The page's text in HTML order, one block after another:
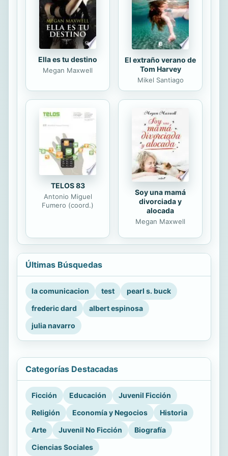
Ella es tu destino
Megan Maxwell
El extraño verano de
Tom Harvey
Mikel Santiago
TELOS 83
Antonio Miguel
Fumero (coord.)
Soy una mamá
divorciada y
alocada
Megan Maxwell
Últimas Búsquedas
la comunicacion test
pearl s. buck
frederic dard
albert espinosa
julia navarro
Categorías Destacadas
Ficción Educación
Juvenil Ficción
Religión
Economía y Negocios
Historia
Arte
Juvenil No Ficción
Biografía
Ciencias Sociales